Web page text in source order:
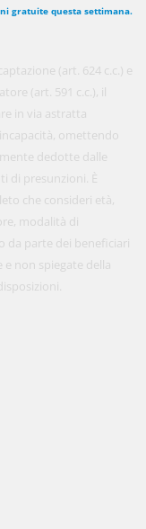
(art. 624 c.c.) e
(art. 591 c.c.), il
in via astratta
omettendo
dedotte dalle
di presunzioni. È
che consideri età,
modalità di
da parte dei beneficiari
non spiegate della
gratuite questa settimana.
21%!